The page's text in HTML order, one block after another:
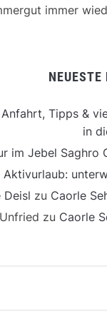
immer
Tipps &
in
im Jebel Saghro
Aktivurlaub:
Deisl zu Caorle
zu Caorle